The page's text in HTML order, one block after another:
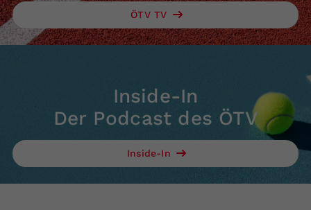
ÖTV TV
Inside-In
Der Podcast des ÖTV
Inside-In